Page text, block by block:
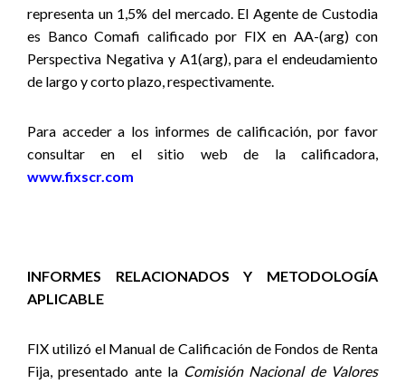
representa un 1,5% del mercado. El Agente de Custodia
es Banco Comafi calificado por FIX en AA-(arg) con
Perspectiva Negativa y A1(arg), para el endeudamiento
de largo y corto plazo, respectivamente.
Para acceder a los informes de calificación, por favor
consultar en el sitio web de la calificadora,
www.fixscr.com
INFORMES RELACIONADOS Y METODOLOGÍA
APLICABLE
FIX utilizó el Manual de Calificación de Fondos de Renta
Fija, presentado ante la Comisión Nacional de Valores